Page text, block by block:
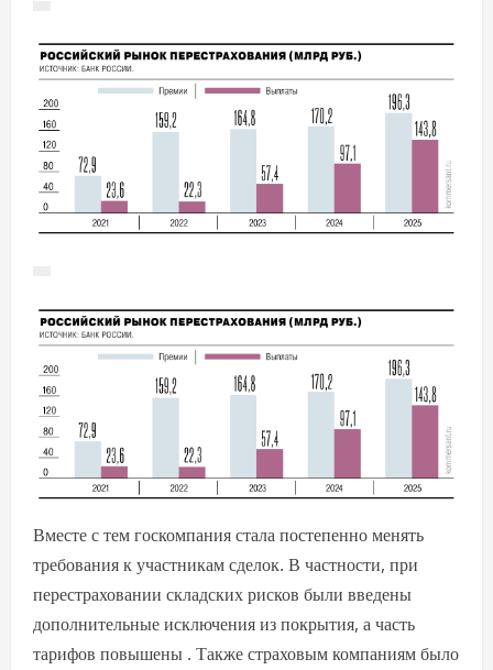
Вместе с тем госкомпания стала постепенно менять
требования к участникам сделок. В частности, при
перестраховании складских рисков были введены
дополнительные исключения из покрытия, а часть
тарифов повышены . Также страховым компаниям было